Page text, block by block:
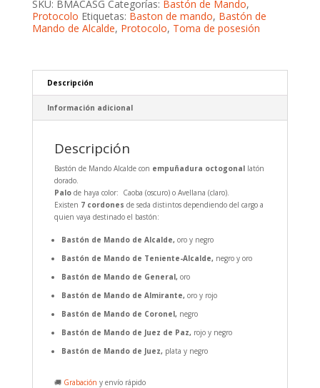
SKU: BMACASG Categorías: Bastón de Mando,
Protocolo Etiquetas: Baston de mando, Bastón de
Mando de Alcalde, Protocolo, Toma de posesión
Descripción
Información adicional
Descripción
Bastón de Mando Alcalde con empuñadura octogonal latón
dorado.
Palode haya color: Caoba (oscuro) o Avellana (claro).
Existen 7 cordones de seda distintos dependiendo del cargo a
quien vaya destinado el bastón:
Bastón de Mando de Alcalde, oro y negro
Bastón de Mando de Teniente-Alcalde, negro y oro
Bastón de Mando de General, oro
Bastón de Mando de Almirante, oro y rojo
Bastón de Mando de Coronel, negro
Bastón de Mando de Juez de Paz, rojo y negro
Bastón de Mando de Juez, plata y negro
🚚 Grabación y envío rápido